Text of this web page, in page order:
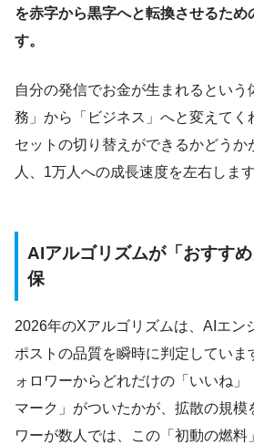
を赤字から黒字へと転換させるため
す。
自分の発信でお金が生まれるという
務」から「ビジネス」へと変えてく
セットの切り替えができるかどうか
人、1万人への成長速度を左右します
AIアルゴリズムが「おすす
保
2026年のXアルゴリズムは、AIエン
ポストの品質を瞬時に判定していま
ォロワーからどれだけの「いいね」
マーク」がついたかが、拡散の規模
ワーが数人では、この「初動の燃料